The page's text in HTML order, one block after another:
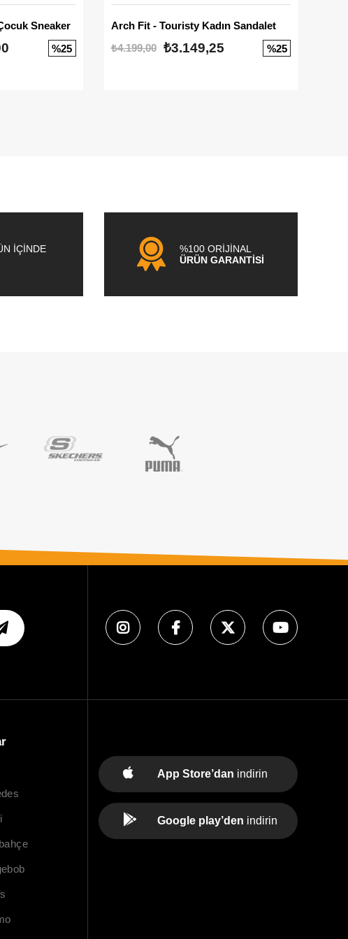
Sneaker
%25
Arch Fit - Touristy Kadın Sandalet
₺4.199,00
₺3.149,25 %25
İÇİNDE
%100 ORİJİNAL
ÜRÜN GARANTİSİ
App Store’dan indirin
Google play’den indirin